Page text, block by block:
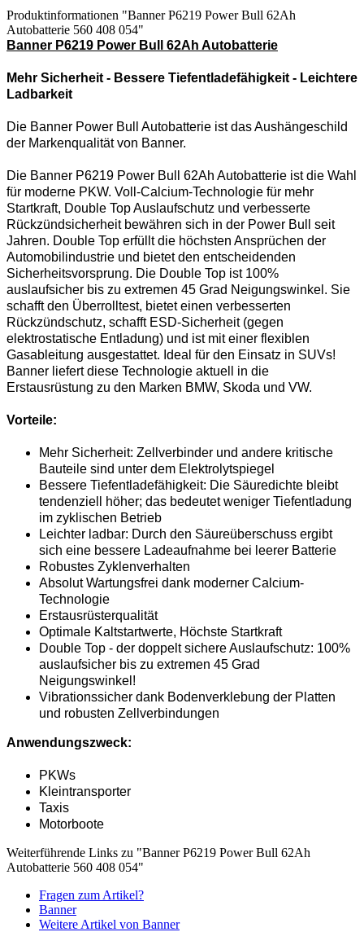
Produktinformationen "Banner P6219 Power Bull 62Ah
Autobatterie 560 408 054"
Banner P6219 Power Bull 62Ah Autobatterie
Mehr Sicherheit - Bessere Tiefentladefähigkeit - Leichtere
Ladbarkeit
Die Banner Power Bull Autobatterie ist das Aushängeschild
der Markenqualität von Banner.
Die Banner P6219 Power Bull 62Ah Autobatterie ist die Wahl
für moderne PKW. Voll-Calcium-Technologie für mehr
Startkraft, Double Top Auslaufschutz und verbesserte
Rückzündsicherheit bewähren sich in der Power Bull seit
Jahren. Double Top erfüllt die höchsten Ansprüchen der
Automobilindustrie und bietet den entscheidenden
Sicherheitsvorsprung. Die Double Top ist 100%
auslaufsicher bis zu extremen 45 Grad Neigungswinkel. Sie
schafft den Überrolltest, bietet einen verbesserten
Rückzündschutz, schafft ESD-Sicherheit (gegen
elektrostatische Entladung) und ist mit einer flexiblen
Gasableitung ausgestattet. Ideal für den Einsatz in SUVs!
Banner liefert diese Technologie aktuell in die
Erstausrüstung zu den Marken BMW, Skoda und VW.
Vorteile:
Mehr Sicherheit: Zellverbinder und andere kritische
Bauteile sind unter dem Elektrolytspiegel
Bessere Tiefentladefähigkeit: Die Säuredichte bleibt
tendenziell höher; das bedeutet weniger Tiefentladung
im zyklischen Betrieb
Leichter ladbar: Durch den Säureüberschuss ergibt
sich eine bessere Ladeaufnahme bei leerer Batterie
Robustes Zyklenverhalten
Absolut Wartungsfrei dank moderner Calcium-
Technologie
Erstausrüsterqualität
Optimale Kaltstartwerte, Höchste Startkraft
Double Top - der doppelt sichere Auslaufschutz: 100%
auslaufsicher bis zu extremen 45 Grad
Neigungswinkel!
Vibrationssicher dank Bodenverklebung der Platten
und robusten Zellverbindungen
Anwendungszweck:
PKWs
Kleintransporter
Taxis
Motorboote
Weiterführende Links zu "Banner P6219 Power Bull 62Ah
Autobatterie 560 408 054"
Fragen zum Artikel?
Banner
Weitere Artikel von Banner